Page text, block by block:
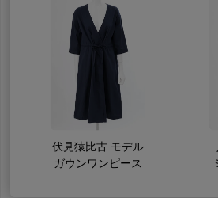
伏見猿比古 モデル
ガウンワンピース